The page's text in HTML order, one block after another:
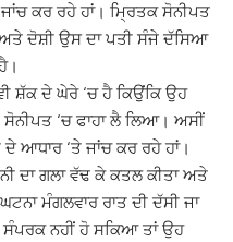
ਕਰ ਰਹੇ ਹਾਂ। ਮ੍ਰਿਤਕ ਸੋਨੀਪਤ
ਅਤੇ ਦੋਸ਼ੀ ਉਸ ਦਾ ਪਤੀ ਸੰਜੇ ਦੱਸਿਆ
ਸ਼ੱਕ ਦੇ ਘੇਰੇ ‘ਚ ਹੈ ਕਿਉਂਕਿ ਉਹ
‘ਚ ਫਾਹਾ ਲੈ ਲਿਆ। ਅਸੀਂ
ਆਧਾਰ ‘ਤੇ ਜਾਂਚ ਕਰ ਰਹੇ ਹਾਂ।
ਦਾ ਗਲਾ ਵੱਢ ਕੇ ਕਤਲ ਕੀਤਾ ਅਤੇ
ਮੰਗਲਵਾਰ ਰਾਤ ਦੀ ਦੱਸੀ ਜਾ
ਸੰਪਰਕ ਨਹੀਂ ਹੋ ਸਕਿਆ ਤਾਂ ਉਹ